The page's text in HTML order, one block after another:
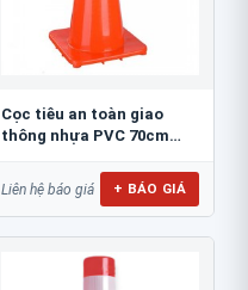
Cọc tiêu an toàn giao
thông nhựa PVC 70cm
Liên hệ báo giá + BÁO GIÁ